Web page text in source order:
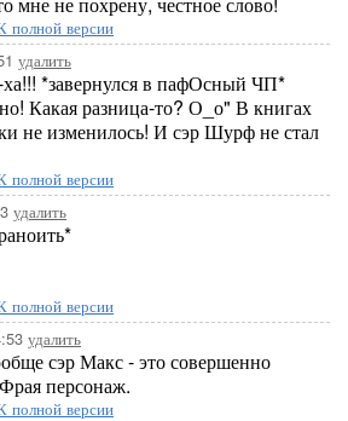
полной версии
удалить
ха!!! *завернулся в пафОсный ЧП*
Какая разница-то? О_о" В книгах
не изменилось! И сэр Шурф не стал
полной версии
удалить
полной версии
удалить
сэр Макс - это совершенно
персонаж.
полной версии